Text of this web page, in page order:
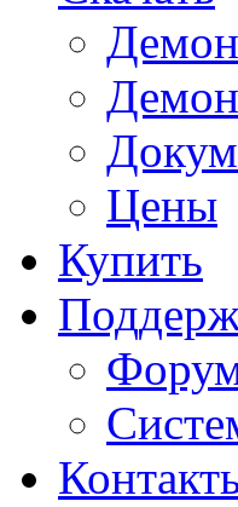
Цены
Купить